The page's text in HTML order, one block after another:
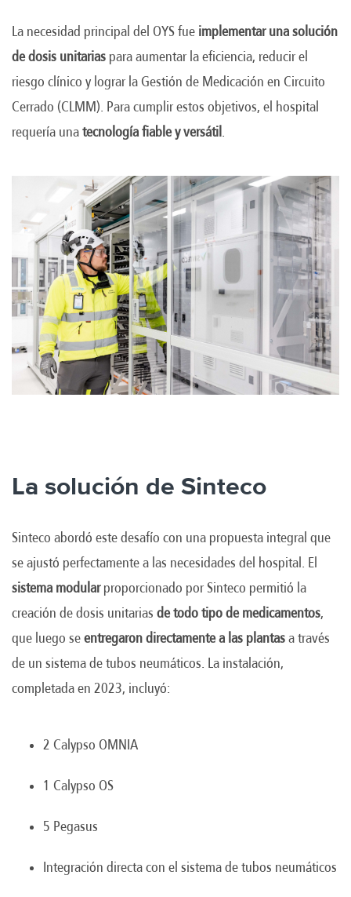
La necesidad principal del OYS fue implementar una solución
de dosis unitarias para aumentar la eficiencia, reducir el
riesgo clínico y lograr la Gestión de Medicación en Circuito
Cerrado (CLMM). Para cumplir estos objetivos, el hospital
requería una tecnología fiable y versátil .
La solución de Sinteco
Sinteco abordó este desafío con una propuesta integral que
se ajustó perfectamente a las necesidades del hospital. El
sistema modularproporcionado por Sinteco permitió la
creación de dosis unitarias de todo tipo de medicamentos,
que luego se entregaron directamente a las plantas a través
de un sistema de tubos neumáticos. La instalación,
completada en 2023, incluyó:
2 Calypso OMNIA
1 Calypso OS
5 Pegasus
Integración directa con el sistema de tubos neumáticos